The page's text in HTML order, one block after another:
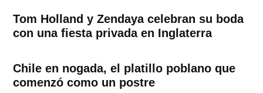
Tom Holland y Zendaya celebran su boda
con una fiesta privada en Inglaterra
Chile en nogada, el platillo poblano que
comenzó como un postre